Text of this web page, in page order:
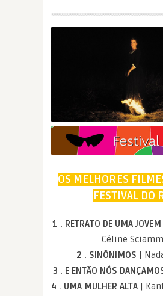
OS MELHORES
FESTIVAL DO
1 . RETRATO DE UMA
Céline
2 . SINÔNIMOS |
3 . E ENTÃO NÓS
4 . UMA MULHER ALTA |